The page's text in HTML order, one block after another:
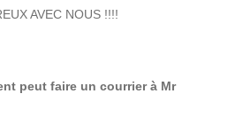
AVEC NOUS !!!!
peut faire un courrier à Mr